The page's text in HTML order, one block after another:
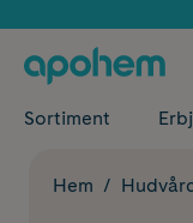
Sortiment
Hem